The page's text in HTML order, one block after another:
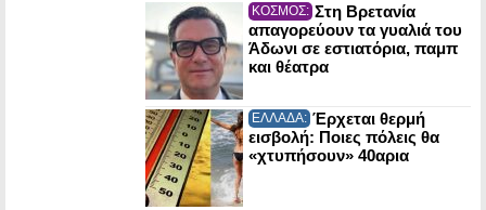
ΚΟΣΜΟΣ: Στη Βρετανία
απαγορεύουν τα γυαλιά του
Άδωνι σε εστιατόρια, παμπ
και θέατρα
ΕΛΛΑΔΑ: Έρχεται θερμή
εισβολή: Ποιες πόλεις θα
«χτυπήσουν» 40αρια